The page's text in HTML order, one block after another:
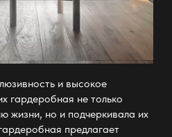
и высокое
гардеробная не только
жизни, но и подчеркивала их
предлагает